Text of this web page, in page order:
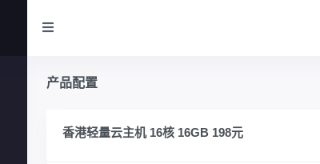
产品配置
香港轻量云主机 16核 16GB 198元